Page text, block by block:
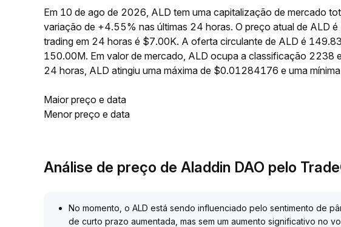
Em 10 de ago de 2026, ALD tem uma capitalização de mercado
variação de +4.55% nas últimas 24 horas. O preço atual de ALD
trading em 24 horas é $7.00K. A oferta circulante de ALD é
150.00M. Em valor de mercado, ALD ocupa a classificação 2238
24 horas, ALD atingiu uma máxima de $0.01284176 e uma
Maior preço e data
Menor preço e data
Análise de preço de Aladdin DAO pelo
No momento, o ALD está sendo influenciado pelo sentimento de
de curto prazo aumentada, mas sem um aumento significativo no